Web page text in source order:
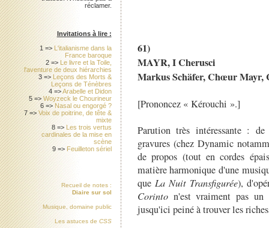
61)
MAYR, I Cherusci
Markus Schäfer, Chœur Mayr,
[Prononcez « Kérouchi ».]
Parution très intéressante :
gravures (chez Dynamic
de propos (tout en cordes
matière harmonique d'une
que La Nuit Transfigurée),
Corinton'est vraiment pas un
jusqu'ici peiné à trouver les
réclamer.
Invitations à lire :
1 => L'italianisme dans la
France baroque
2 => Le livre et la Toile,
l'aventure de deux hiérarchies
3 => Leçons des Morts &
Leçons de Ténèbres
4 =>Arabelle et Didon
5 =>Woyzeck le Chourineur
6 => Nasal ou engorgé ?
7 =>Voix de poitrine, de tête &
mixte
8 => Les trois vertus
cardinales de la mise en
scène
9 => Feuilleton sériel
Recueil de notes :
Diaire sur sol
Musique, domaine public
Les astuces de CSS